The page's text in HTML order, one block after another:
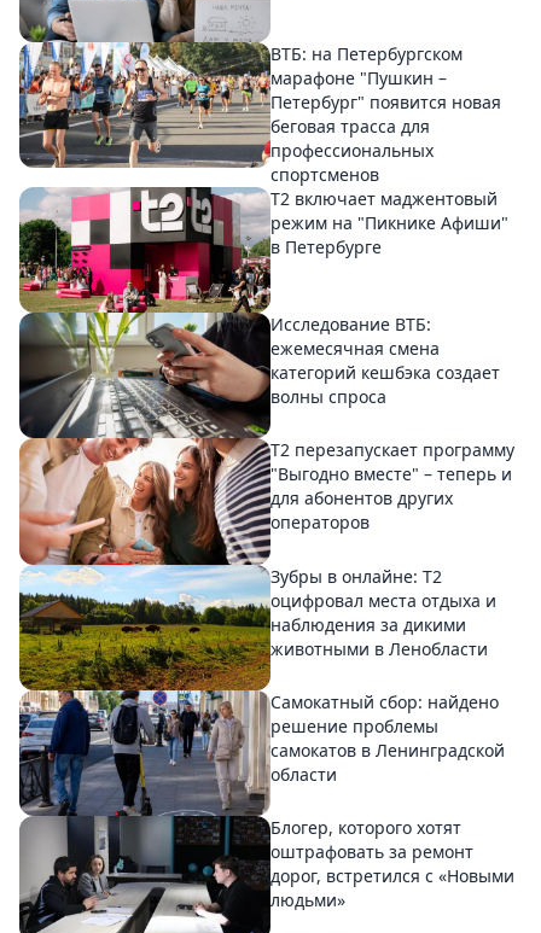
ВТБ: на Петербургском
марафоне "Пушкин –
Петербург" появится новая
беговая трасса для
профессиональных
спортсменов
Т2 включает маджентовый
режим на "Пикнике Афиши"
в Петербурге
Исследование ВТБ:
ежемесячная смена
категорий кешбэка создает
волны спроса
Т2 перезапускает программу
"Выгодно вместе" – теперь и
для абонентов других
операторов
Зубры в онлайне: Т2
оцифровал места отдыха и
наблюдения за дикими
животными в Ленобласти
Самокатный сбор: найдено
решение проблемы
самокатов в Ленинградской
области
Блогер, которого хотят
оштрафовать за ремонт
дорог, встретился с «Новыми
людьми»